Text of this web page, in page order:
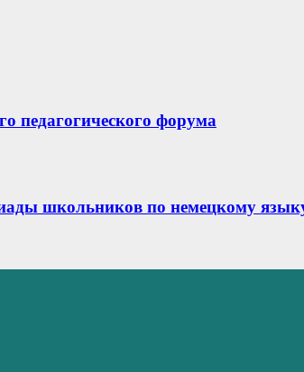
педагогического форума
школьников по немецкому